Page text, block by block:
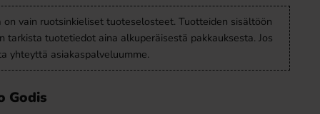
vain ruotsinkieliset tuoteselosteet. Tuotteiden sisältöön
tarkista tuotetiedot aina alkuperäisestä pakkauksesta. Jos
yhteyttä asiakaspalveluumme.
Godis